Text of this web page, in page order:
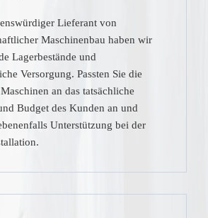
Lieferant von
Maschinenbau haben wir
Lagerbestände und
Versorgung. Passten Sie die
an das tatsächliche
Budget des Kunden an und
Unterstützung bei der